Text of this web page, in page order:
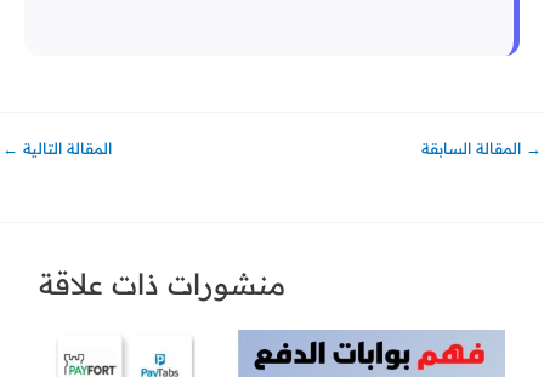
→ المقالة السابقة المقالة التالية ←
منشورات ذات علاقة